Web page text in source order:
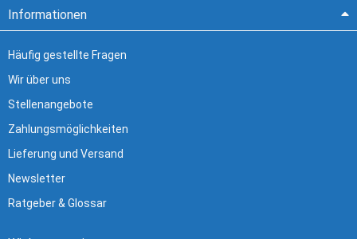
Informationen
Häufig gestellte Fragen
Wir über uns
Stellenangebote
Zahlungsmöglichkeiten
Lieferung und Versand
Newsletter
Ratgeber & Glossar